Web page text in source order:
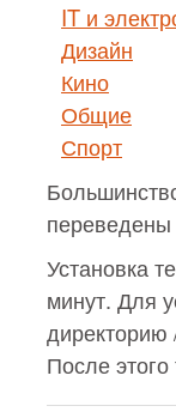
IT и
Дизайн
Кино
Общие
Спорт
переведены
Установка
минут. Для
директорию
После